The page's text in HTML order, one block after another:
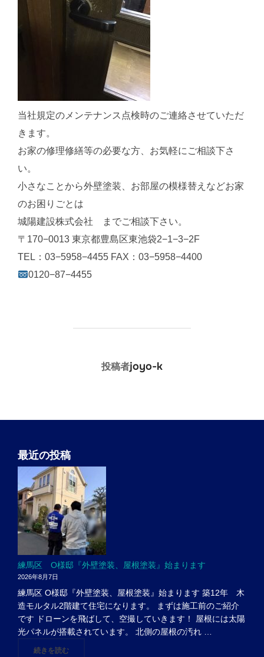
当社規定のメンテナンス点検時のご連絡させていただ
きます。
お家の修理修繕等の必要な方、お気軽にご相談下さ
い。
小さなことから外壁塗装、お部屋の模様替えなどお家
のお困りごとは
城陽建設株式会社 までご相談下さい。
〒170−0013 東京都豊島区東池袋2−1−3−2F
TEL：03−5958−4455 FAX：03−5958−4400
0120−87−4455
投稿者
投稿者joyo-k
最近の投稿
練馬区 O様邸『外壁塗装、屋根塗装』始まります
2026年8月7日
練馬区 O様邸『外壁塗装、屋根塗装』始まります 築12年 木
造モルタル2階建て住宅になります。 まずは施工前のご紹介
です ドローンを飛ばして、空撮していきます！ 屋根には太陽
光パネルが搭載されています。 北側の屋根の汚れ …
続きを読む"練馬区 O様邸『外壁塗装、屋根塗装』始まります"